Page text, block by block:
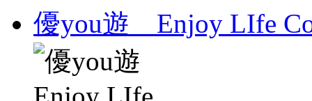
優you遊 Enjoy LIfe